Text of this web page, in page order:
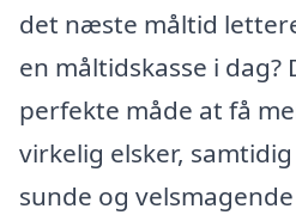
det næste måltid
en måltidskasse i
perfekte måde at få
virkelig elsker,
sunde og